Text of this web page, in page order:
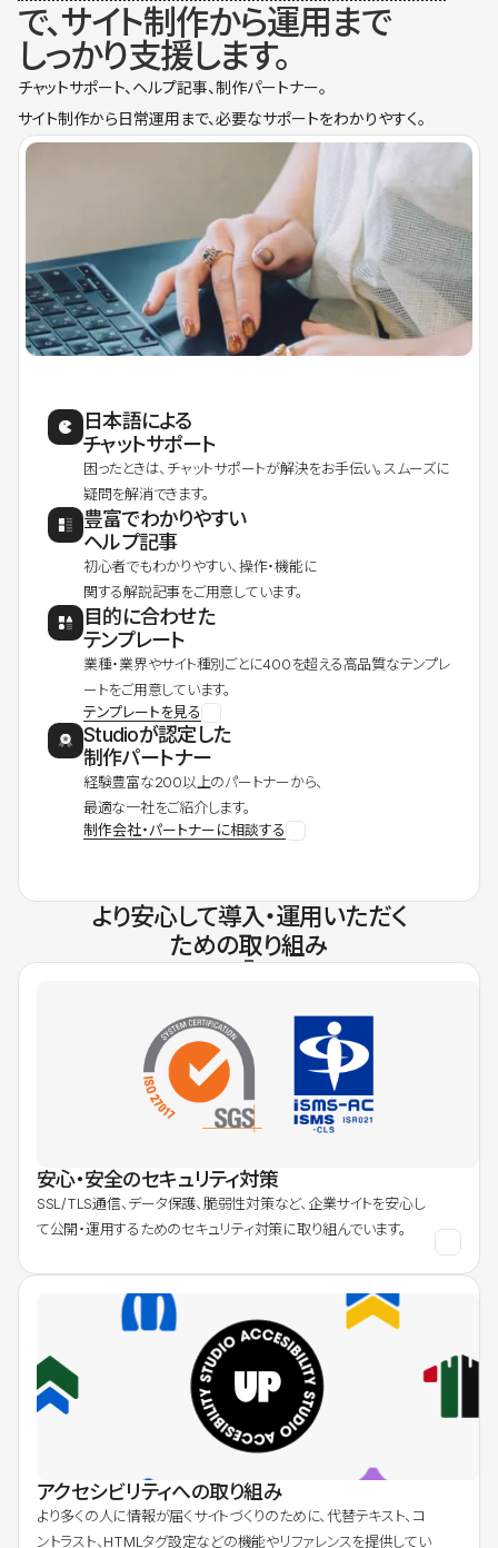
で、サイト制作から運用まで
しっかり支援します。
チャットサポート、ヘルプ記事、制作パートナー。
サイト制作から日常運用まで、必要なサポートをわかりやすく。
日本語による
チャットサポート
困ったときは、チャットサポートが解決をお手伝い。スムーズに
疑問を解消できます。
豊富でわかりやすい
ヘルプ記事
初心者でもわかりやすい、操作・機能に
関する解説記事をご用意しています。
目的に合わせた
テンプレート
業種・業界やサイト種別ごとに400を超える高品質なテンプレ
ートをご用意しています。
テンプレートを見る
Studioが認定した
制作パートナー
経験豊富な200以上のパートナーから、
最適な一社をご紹介します。
制作会社・パートナーに相談する
より安心して導入・運用いただく
ための取り組み
安心・安全のセキュリティ対策
SSL/TLS通信、データ保護、脆弱性対策など、企業サイトを安心し
て公開・運用するためのセキュリティ対策に取り組んでいます。
アクセシビリティへの取り組み
より多くの人に情報が届くサイトづくりのために、代替テキスト、コ
ントラスト、HTMLタグ設定などの機能やリファレンスを提供してい